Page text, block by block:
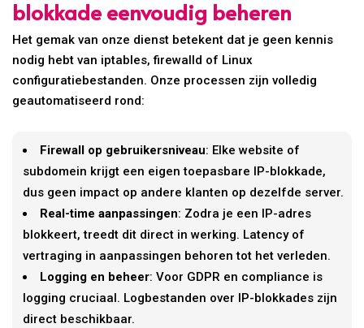
blokkade eenvoudig beheren
Het gemak van onze dienst betekent dat je geen kennis
nodig hebt van iptables, firewalld of Linux
configuratiebestanden. Onze processen zijn volledig
geautomatiseerd rond:
Firewall op gebruikersniveau: Elke website of
subdomein krijgt een eigen toepasbare IP-blokkade,
dus geen impact op andere klanten op dezelfde server.
Real-time aanpassingen: Zodra je een IP-adres
blokkeert, treedt dit direct in werking. Latency of
vertraging in aanpassingen behoren tot het verleden.
Logging en beheer: Voor GDPR en compliance is
logging cruciaal. Logbestanden over IP-blokkades zijn
direct beschikbaar.